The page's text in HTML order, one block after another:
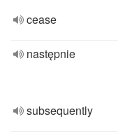
cease
następnie
subsequently